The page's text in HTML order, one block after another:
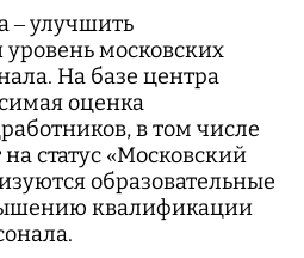
– улучшить
московских
На базе центра
оценка
в том числе
статус «Московский
образовательные
квалификации